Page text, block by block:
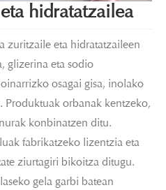
hidratatzailea
zuritzaile eta hidratatzaileen
glizerina eta sodio
osagai gisa, inolako
Produktuak orbanak kentzeko,
konbinatzen ditu.
fabrikatzeko lizentzia eta
ziurtagiri bikoitza ditugu.
gela garbi batean